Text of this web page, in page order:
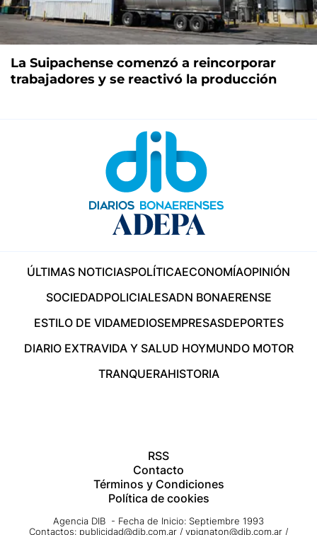
La Suipachense comenzó a reincorporar
trabajadores y se reactivó la producción
ÚLTIMAS NOTICIASPOLÍTICAECONOMÍAOPINIÓN
SOCIEDADPOLICIALESADN BONAERENSE
ESTILO DE VIDAMEDIOSEMPRESASDEPORTES
DIARIO EXTRAVIDA Y SALUD HOYMUNDO MOTOR
TRANQUERAHISTORIA
RSS
Contacto
Términos y Condiciones
Política de cookies
Agencia DIB - Fecha de Inicio: Septiembre 1993
Contactos: publicidad@dib.com.ar / vpignaton@dib.com.ar /